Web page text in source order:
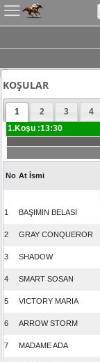
KOŞULAR
1 2 3 4
1.Koşu :13:30
No At İsmi
1
BAŞIMIN BELASI
2 GRAY CONQUEROR
3 SHADOW
4 SMART SOSAN
5 VICTORY MARIA
6 ARROW STORM
7 MADAME ADA